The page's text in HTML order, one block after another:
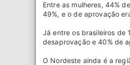
Entre as mulheres, 44%
49%, e o de aprovação
Já entre os brasileiros de
desaprovação e 40% de
O Nordeste ainda é a